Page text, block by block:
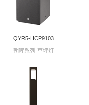
QYR5-HCP9103
朝晖系列-草坪灯